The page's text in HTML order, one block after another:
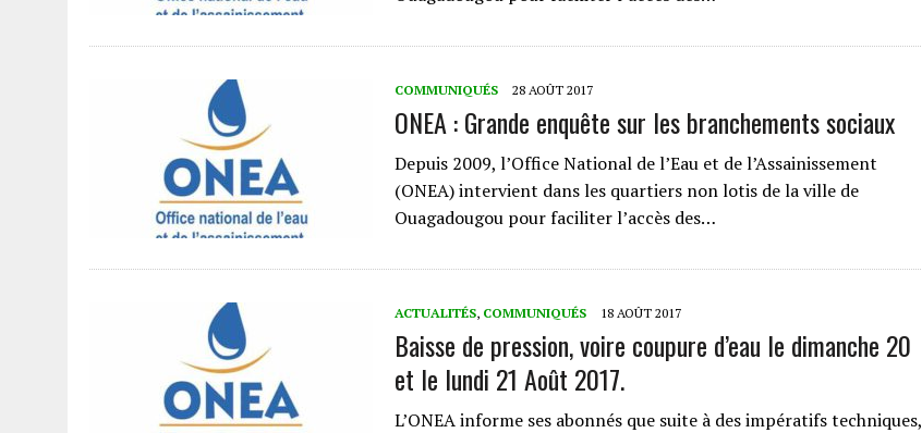
COMMUNIQUÉS 28 AOÛT 2017
ONEA : Grande enquête sur les branchements sociaux
Depuis 2009, l’Office National de l’Eau et de l’Assainissement
(ONEA) intervient dans les quartiers non lotis de la ville de
Ouagadougou pour faciliter l’accès des…
ACTUALITÉS, COMMUNIQUÉS 18 AOÛT 2017
Baisse de pression, voire coupure d’eau le dimanche 20
et le lundi 21 Août 2017.
L’ONEA informe ses abonnés que suite à des impératifs techniques,